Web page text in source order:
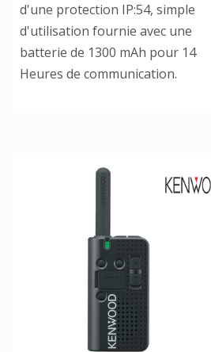
d'une protection IP:54, simple
d'utilisation fournie avec une
batterie de 1300 mAh pour 14
Heures de communication.